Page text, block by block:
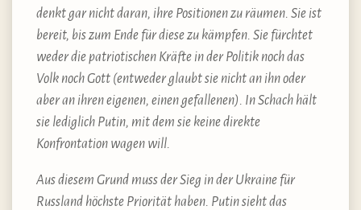
denkt gar nicht daran, ihre Positionen zu räumen. Sie ist
bereit, bis zum Ende für diese zu kämpfen. Sie fürchtet
weder die patriotischen Kräfte in der Politik noch das
Volk noch Gott (entweder glaubt sie nicht an ihn oder
aber an ihren eigenen, einen gefallenen). In Schach hält
sie lediglich Putin, mit dem sie keine direkte
Konfrontation wagen will.
Aus diesem Grund muss der Sieg in der Ukraine für
Russland höchste Priorität haben. Putin sieht das